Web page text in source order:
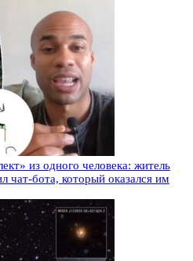
из одного человека: житель
чат-бота, который оказался им